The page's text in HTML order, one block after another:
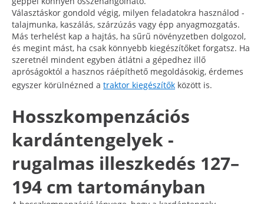
Választáskor gondold végig, milyen feladatokra használod -
talajmunka, kaszálás, szárzúzás vagy épp anyagmozgatás.
Más terhelést kap a hajtás, ha sűrű növényzetben dolgozol,
és megint mást, ha csak könnyebb kiegészítőket forgatsz. Ha
szeretnél mindent egyben átlátni a gépedhez illő
apróságoktól a hasznos ráépíthető megoldásokig, érdemes
egyszer körülnézned a traktor kiegészítők között is.
Hosszkompenzációs
kardántengelyek -
rugalmas illeszkedés 127–
194 cm tartományban